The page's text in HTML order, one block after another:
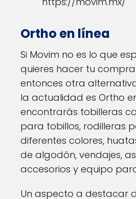
Ortho en línea
Si Movim no es lo que
quieres hacer tu compra
entonces otra
la actualidad es Ortho
encontrarás tobilleras
para tobillos, rodilleras
diferentes colores,
de algodón, vendajes,
accesorios y equipo
Un aspecto a destacar